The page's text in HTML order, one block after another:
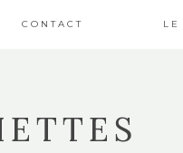
CONTACT LE